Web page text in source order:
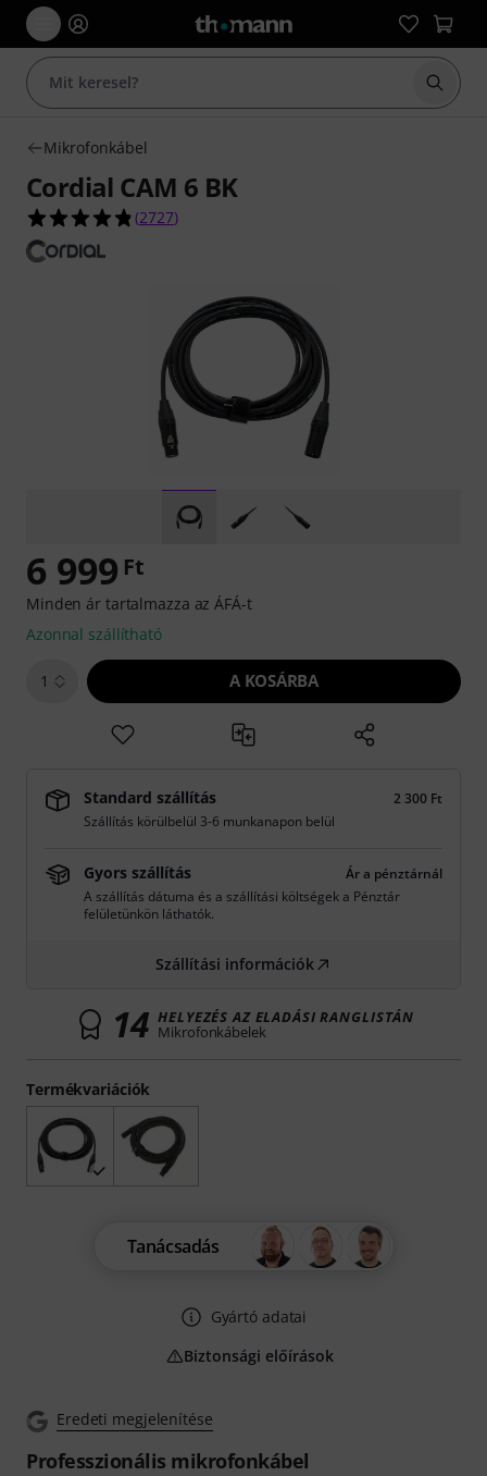
Mikrofonkábel
Cordial CAM 6 BK
4.8/5 csillag, összesen 2727 értékelés alapján
(2727)
Eredeti megjelenítése
Professzionális mikrofonkábel
Termékvariációk
6 999 Ft
Minden ár tartalmazza az ÁFÁ-t
Azonnal szállítható
1 A KOSÁRBA
Standard szállítás
2 300 Ft
Szállítás körülbelül 3-6 munkanapon belül
Gyors szállítás
Ár a pénztárnál
A szállítás dátuma és a szállítási költségek a Pénztár
felületünkön láthatók.
Szállítási információk
14 HELYEZÉS AZ ELADÁSI RANGLISTÁN
Mikrofonkábelek
Tanácsadás
Gyártó adatai
Biztonsági előírások